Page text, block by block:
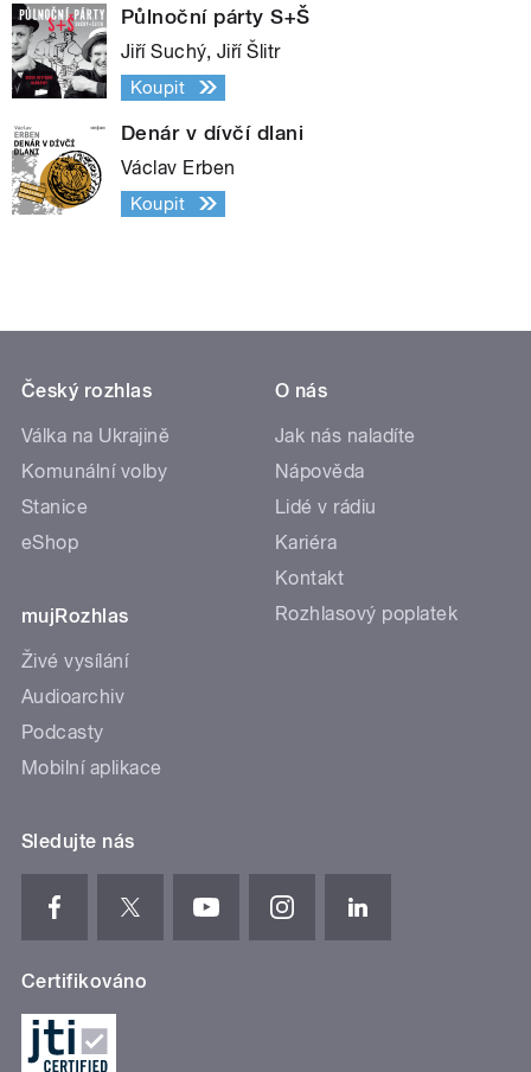
Půlnoční párty S+Š
Jiří Suchý, Jiří Šlitr
Koupit
Denár v dívčí dlani
Václav Erben
Koupit
Český rozhlas
Válka na Ukrajině
Komunální volby
Stanice
eShop
mujRozhlas
Živé vysílání
Audioarchiv
Podcasty
Mobilní aplikace
O nás
Jak nás naladíte
Nápověda
Lidé v rádiu
Kariéra
Kontakt
Rozhlasový poplatek
Sledujte nás
Certifikováno